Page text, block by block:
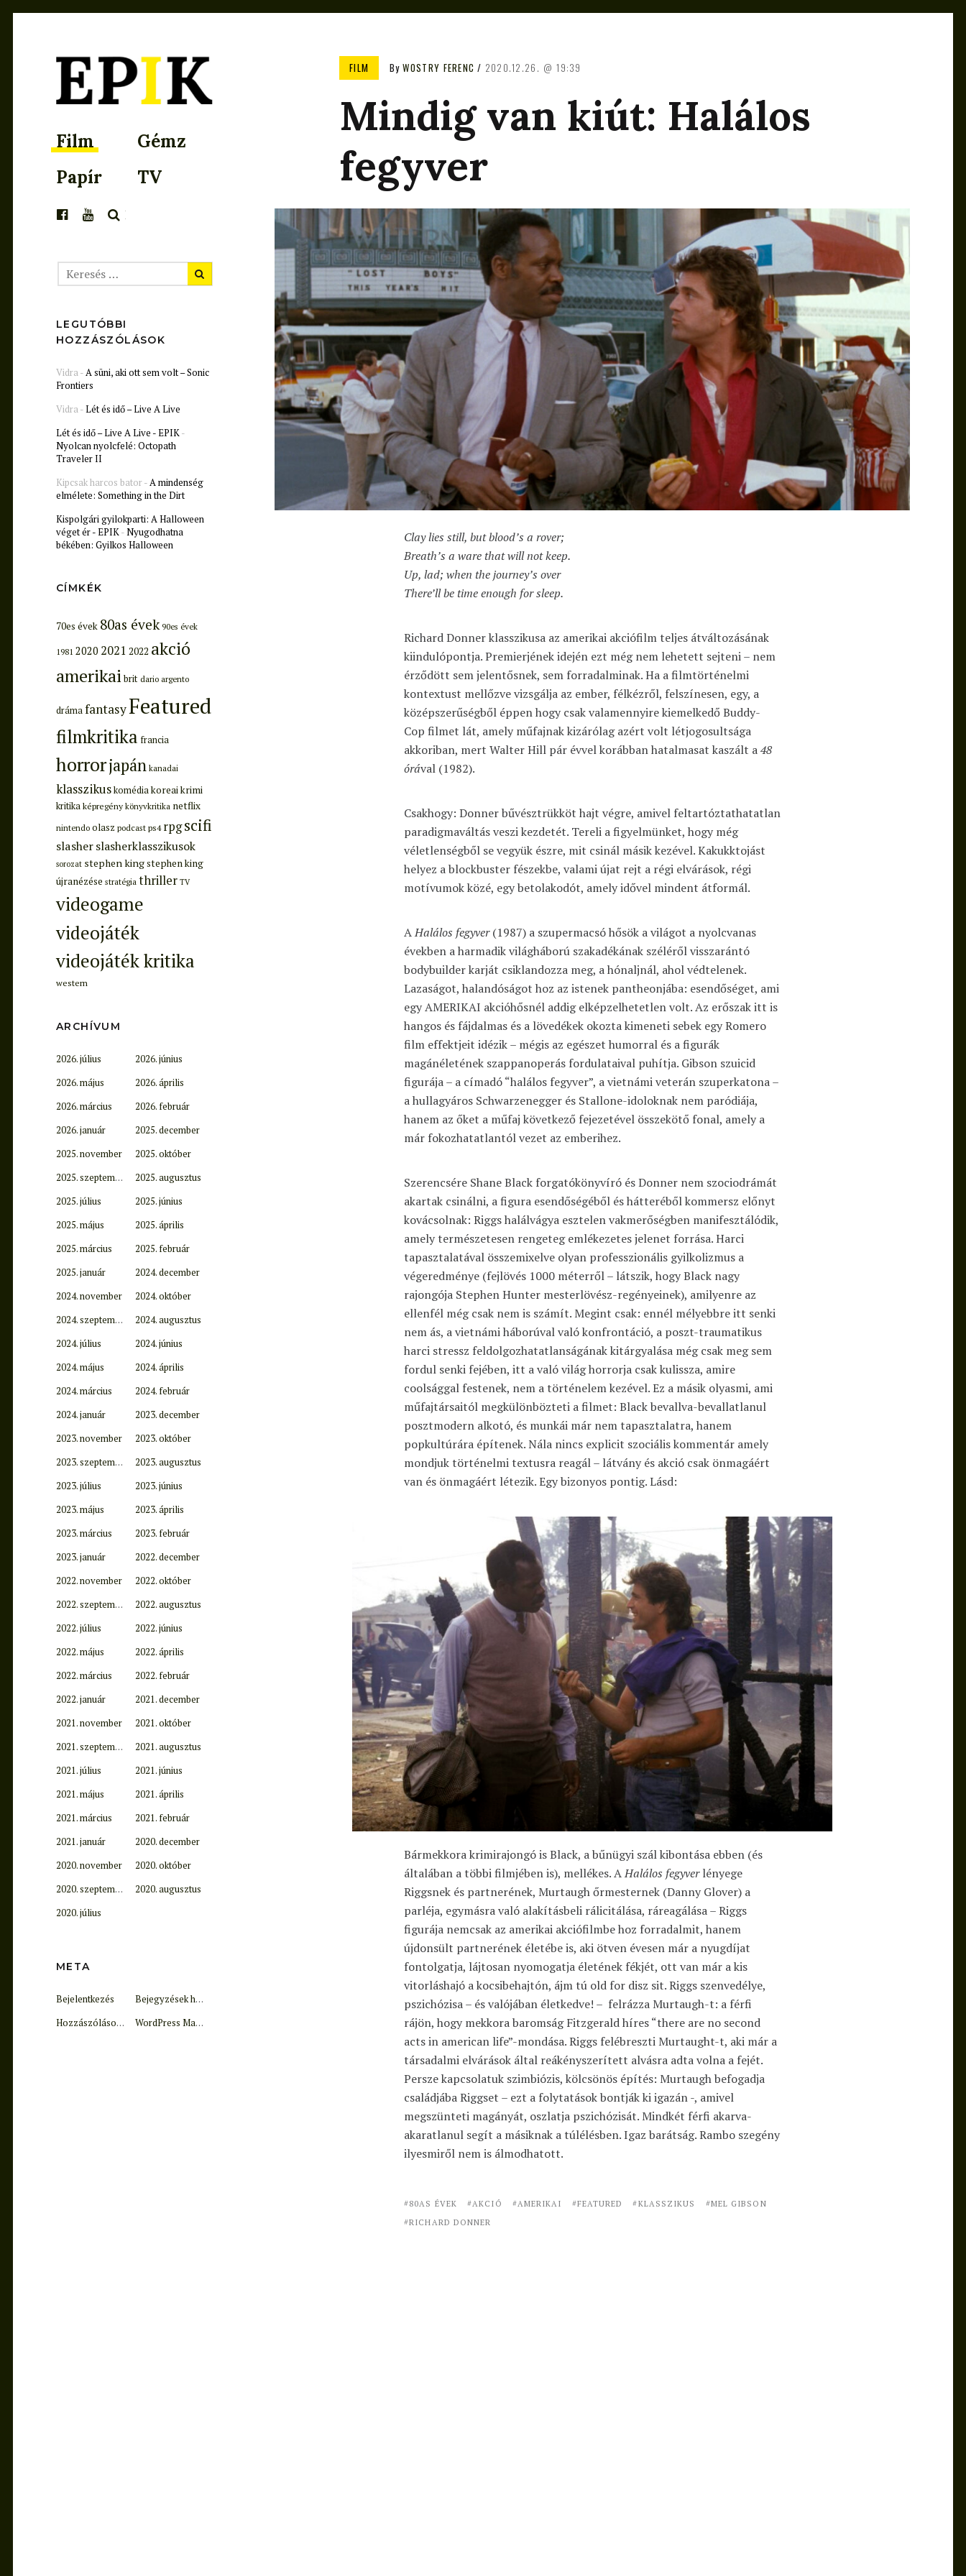
EPIK
Film
Gémz
Papír
TV
KERESÉS
FILM ByWOSTRY FERENC 2020.12.26. 19:39
Mindig van kiút: Halálos
fegyver
Clay lies still, but blood’s a rover;
Breath’s a ware that will not keep.
Up, lad; when the journey’s over
There’ll be time enough for sleep.
Richard Donner klasszikusa az amerikai akciófilm teljes átváltozásának
kiindulópontja. Premierjének idején ezt még nem lehetett sejteni – nem
érződött sem jelentősnek, sem forradalminak. Ha a filmtörténelmi
kontextust mellőzve vizsgálja az ember, félkézről, felszínesen, egy, a
középszerűségből éppen hogy csak valamennyire kiemelkedő Buddy-
Cop filmet lát, amely műfajnak kizárólag azért volt létjogosultsága
akkoriban, mert Walter Hill pár évvel korábban hatalmasat kaszált a48
órával (1982).
Csakhogy: Donner bűvésztrükköt hajt végre, amivel feltartóztathatatlan
paradigmaváltás veszi kezdetét. Tereli a figyelmünket, hogy még
véletlenségből se vegyük észre, mit csinál másik kezével. Kakukktojást
helyez a blockbuster fészekbe, valami újat rejt a régi elvárások, régi
motívumok közé, egy betolakodót, amely idővel mindent átformál.
AHalálos fegyver(1987) a szupermacsó hősök a világot a nyolcvanas
években a harmadik világháború szakadékának széléről visszarántó
bodybuilder karját csiklandozza meg, a hónaljnál, ahol védtelenek.
Lazaságot, halandóságot hoz az istenek pantheonjába: esendőséget, ami
egy AMERIKAI akcióhősnél addig elképzelhetetlen volt. Az erőszak itt is
hangos és fájdalmas és a lövedékek okozta kimeneti sebek egy Romero
film effektjeit idézik – mégis az egészet humorral és a figurák
magánéletének szappanoperás fordulataival puhítja. Gibson szuicid
figurája – a címadó “halálos fegyver”, a vietnámi veterán szuperkatona –
a hullagyáros Schwarzenegger és Stallone-idoloknak nem paródiája,
hanem az őket a műfaj következő fejezetével összekötő fonal, amely a
már fokozhatatlantól vezet az emberihez.
Szerencsére Shane Black forgatókönyvíró és Donner nem szociodrámát
akartak csinálni, a figura esendőségéből és hátteréből kommersz előnyt
kovácsolnak: Riggs halálvágya esztelen vakmerőségben manifesztálódik,
amely természetesen rengeteg emlékezetes jelenet forrása. Harci
tapasztalatával összemixelve olyan professzionális gyilkolizmus a
végeredménye (fejlövés 1000 méterről – látszik, hogy Black nagy
rajongója Stephen Hunter mesterlövész-regényeinek), amilyenre az
ellenfél még csak nem is számít. Megint csak: ennél mélyebbre itt senki
nem ás, a vietnámi háborúval való konfrontáció, a poszt-traumatikus
harci stressz feldolgozhatatlanságának kitárgyalása még csak meg sem
fordul senki fejében, itt a való világ horrorja csak kulissza, amire
coolsággal festenek, nem a történelem kezével. Ez a másik olyasmi, ami
műfajtársaitól megkülönbözteti a filmet: Black bevallva-bevallatlanul
posztmodern alkotó, és munkái már nem tapasztalatra, hanem
popkultúrára építenek. Nála nincs explicit szociális kommentár amely
mondjuk történelmi textusra reagál – látvány és akció csak önmagáért
van és önmagáért létezik. Egy bizonyos pontig. Lásd:
Bármekkora krimirajongó is Black, a bűnügyi szál kibontása ebben (és
általában a többi filmjében is), mellékes. AHalálos fegyverlényege
Riggsnek és partnerének, Murtaugh őrmesternek (Danny Glover) a
parléja, egymásra való alakításbeli rálicitálása, ráreagálása – Riggs
figurája nemcsak az amerikai akciófilmbe hoz forradalmit, hanem
újdonsült partnerének életébe is, aki ötven évesen már a nyugdíjat
fontolgatja, lájtosan nyomogatja életének fékjét, ott van már a kis
vitorláshajó a kocsibehajtón, ájm tú old for disz sit. Riggs szenvedélye,
pszichózisa – és valójában életkedve! – felrázza Murtaugh-t: a férfi
rájön, hogy mekkora baromság Fitzgerald híres “there are no second
acts in american life”-mondása. Riggs felébreszti Murtaught-t, aki már a
társadalmi elvárások által reákényszerített alvásra adta volna a fejét.
Persze kapcsolatuk szimbiózis, kölcsönös építés: Murtaugh befogadja
családjába Riggset – ezt a folytatások bontják ki igazán -, amivel
megszünteti magányát, oszlatja pszichózisát. Mindkét férfi akarva-
akaratlanul segít a másiknak a túlélésben. Igaz barátság. Rambo szegény
ilyesmiről nem is álmodhatott.
80AS ÉVEK AKCIÓ AMERIKAI FEATURED KLASSZIKUS
MEL GIBSON
RICHARD DONNER
LEGUTÓBBI
HOZZÁSZÓLÁSOK
Vidra-A süni, aki ott sem volt – Sonic
Frontiers
Vidra-Lét és idő – Live A Live
Lét és idő – Live A Live - EPIK-
Nyolcan nyolcfelé: Octopath
Traveler II
Kipcsak harcos bator-A mindenség
elmélete: Something in the Dirt
Kispolgári gyilokparti: A Halloween
véget ér - EPIK-Nyugodhatna
békében: Gyilkos Halloween
CÍMKÉK
70es évek 80as évek 90es évek
1981 2020 2021 2022 akció
amerikaibrit dario argento
drámafantasyFeatured
filmkritika francia
horrorjapán kanadai
klasszikuskomédiakoreaikrimi
kritikaképregény könyvkritika netflix
nintendo olasz podcast ps4 rpgscifi
slasherslasherklasszikusok
sorozat stephen kingstephen king
újranézése stratégia thriller TV
videogame
videojáték
videojáték kritika
western
ARCHÍVUM
2026. július
2026. június
2026. május
2026. április
2026. március
2026. február
2026. január
2025. december
2025. november
2025. október
2025. szeptember
2025. augusztus
2025. július
2025. június
2025. május
2025. április
2025. március
2025. február
2025. január
2024. december
2024. november
2024. október
2024. szeptember
2024. augusztus
2024. július
2024. június
2024. május
2024. április
2024. március
2024. február
2024. január
2023. december
2023. november
2023. október
2023. szeptember
2023. augusztus
2023. július
2023. június
2023. május
2023. április
2023. március
2023. február
2023. január
2022. december
2022. november
2022. október
2022. szeptember
2022. augusztus
2022. július
2022. június
2022. május
2022. április
2022. március
2022. február
2022. január
2021. december
2021. november
2021. október
2021. szeptember
2021. augusztus
2021. július
2021. június
2021. május
2021. április
2021. március
2021. február
2021. január
2020. december
2020. november
2020. október
2020. szeptember
2020. augusztus
2020. július
META
Bejelentkezés
Bejegyzések hírcsatorna
Hozzászólások hírcsatorna
WordPress Magyarország